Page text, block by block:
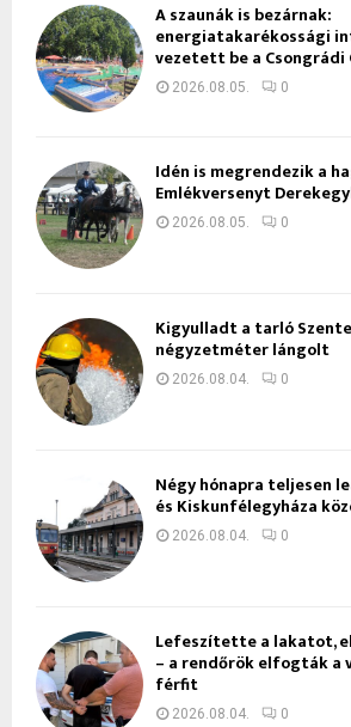
A szaunák is bezárnak:
energiatakarékossági
vezetett be a
2026.08.05. 0
Idén is megrendezik a
Emlékversenyt
2026.08.05. 0
Kigyulladt a tarló
négyzetméter lángolt
2026.08.04. 0
Négy hónapra teljesen
és Kiskunfélegyháza
2026.08.04. 0
Lefeszítette a lakatot,
– a rendőrök elfogták a
férfit
2026.08.04. 0